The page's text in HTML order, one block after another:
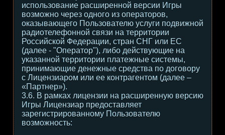
использование расширенной версии Игры
возможно через одного из операторов,
оказывающего Пользователю услуги подвижной
радиотелефонной связи на территории
Российской Федерации, стран СНГ или ЕС
(далее - "Оператор"), либо действующие на
указанной территории платежные системы,
принимающие денежные средства по договору
с Лицензиаром или ее контрагентом (далее –
«Партнер»).
3.6. В рамках лицензии на расширенную версию
Игры Лицензиар предоставляет
зарегистрированному Пользователю
возможность: